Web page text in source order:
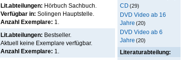
CD (29)
DVD Video ab 16
Jahre (20)
DVD Video ab 6
Jahre (20)
Literaturabteilung:
Lit.abteilungen: Hörbuch Sachbuch.
Verfügbar in: Solingen Hauptstelle
Anzahl Exemplare: 1.
Lit.abteilungen: Bestseller.
Aktuell keine Exemplare verfügbar.
Anzahl Exemplare: 1.